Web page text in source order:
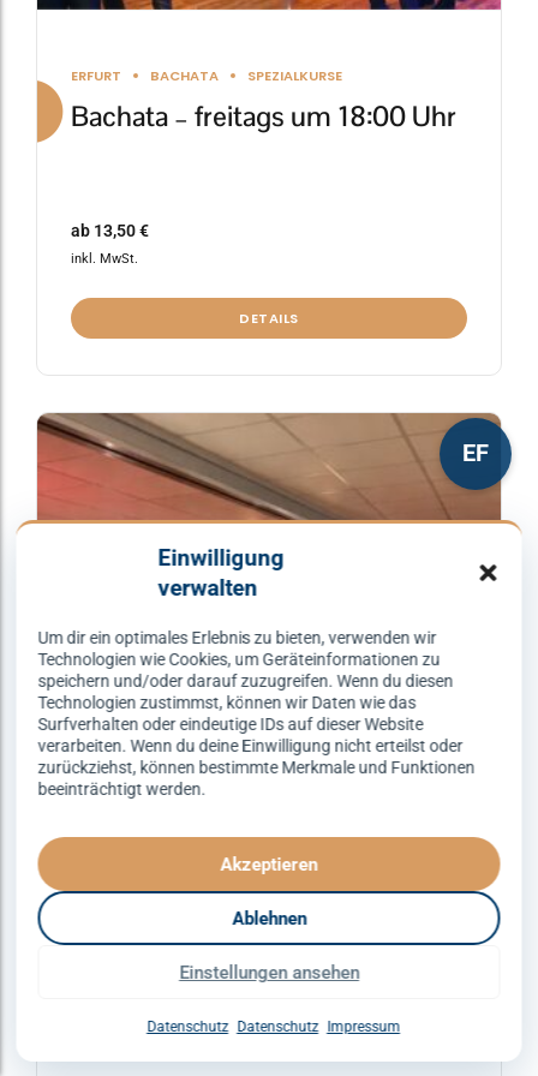
Einwilligung
verwalten
Um dir ein optimales Erlebnis zu bieten, verwenden wir
Technologien wie Cookies, um Geräteinformationen zu
speichern und/oder darauf zuzugreifen. Wenn du diesen
Technologien zustimmst, können wir Daten wie das
Surfverhalten oder eindeutige IDs auf dieser Website
verarbeiten. Wenn du deine Einwilligung nicht erteilst oder
zurückziehst, können bestimmte Merkmale und Funktionen
beeinträchtigt werden.
Akzeptieren
Ablehnen
Einstellungen ansehen
Datenschutz Datenschutz Impressum
ERFURT BACHATA SPEZIALKURSE
Bachata – freitags um 18:00 Uhr
ab 13,50€
inkl. MwSt.
DETAILS
EF
ERFURT DISCOFOX SPEZIALKURSE
Discofox – dienstags um 21:30
Dieses
Produkt
mehrere
Optionen
können
auf
der
Produktseite
gewählt